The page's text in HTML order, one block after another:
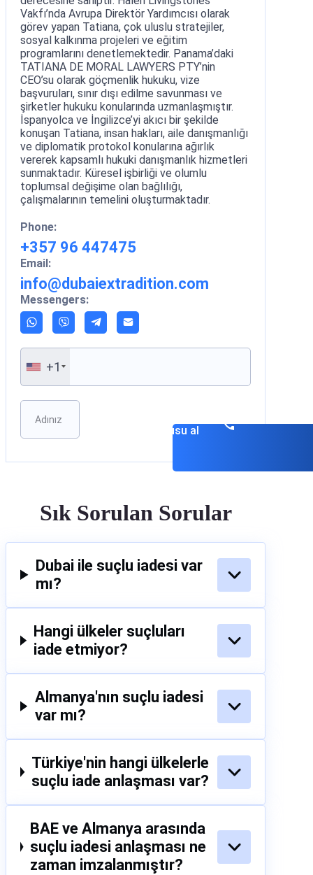
Vakfı’nda Avrupa Direktör Yardımcısı olarak
görev yapan Tatiana, çok uluslu stratejiler,
sosyal kalkınma projeleri ve eğitim
programlarını denetlemektedir. Panama’daki
TATIANA DE MORAL LAWYERS PTY’nin
CEO’su olarak göçmenlik hukuku, vize
başvuruları, sınır dışı edilme savunması ve
şirketler hukuku konularında uzmanlaşmıştır.
İspanyolca ve İngilizce’yi akıcı bir şekilde
konuşan Tatiana, insan hakları, aile danışmanlığı
ve diplomatik protokol konularına ağırlık
vererek kapsamlı hukuki danışmanlık hizmetleri
sunmaktadır. Küresel işbirliği ve olumlu
toplumsal değişime olan bağlılığı,
çalışmalarının temelini oluşturmaktadır.
Phone:
+357 96 447475
Email:
info@dubaiextradition.com
Messengers:
+1
Please leave this field empty.
randevusu al
Sık Sorulan Sorular
Dubai ile suçlu iadesi var
mı?
Hangi ülkeler suçluları
iade etmiyor?
Almanya'nın suçlu iadesi
var mı?
Türkiye'nin hangi ülkelerle
suçlu iade anlaşması var?
BAE ve Almanya arasında
suçlu iadesi anlaşması ne
zaman imzalanmıştır?